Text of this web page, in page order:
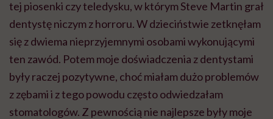
tej piosenki czy teledysku, w którym Steve Martin grał
dentystę niczym z horroru. W dzieciństwie zetknęłam
się z dwiema nieprzyjemnymi osobami wykonującymi
ten zawód. Potem moje doświadczenia z dentystami
były raczej pozytywne, choć miałam dużo problemów
z zębami i z tego powodu często odwiedzałam
stomatologów. Z pewnością nie najlepsze były moje